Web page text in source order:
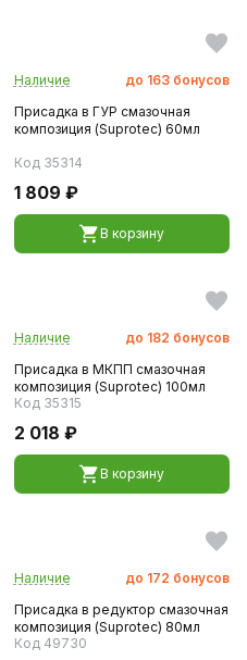
Наличие до 163 бонусов
Присадка в ГУР смазочная
композиция (Suprotec) 60мл
Код 35314
1 809 ₽
В корзину
Наличие до 182 бонусов
Присадка в МКПП смазочная
композиция (Suprotec) 100мл
Код 35315
2 018 ₽
В корзину
Наличие до 172 бонусов
Присадка в редуктор смазочная
композиция (Suprotec) 80мл
Код 49730